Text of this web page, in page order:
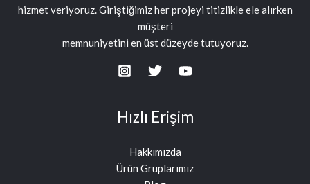
hizmet veriyoruz. Giriştiğimiz her projeyi titizlikle ele alırken
müşteri
memnuniyetini en üst düzeyde tutuyoruz.
Hızlı Erişim
Hakkımızda
Ürün Gruplarımız